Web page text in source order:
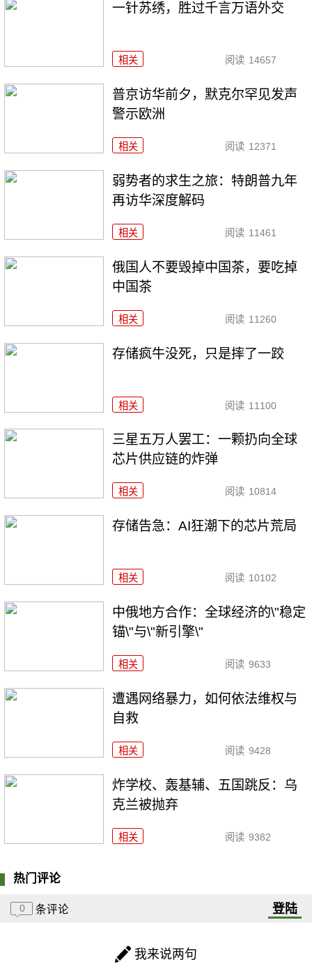
一针苏绣，胜过千言万语外交
相关 阅读 14657
普京访华前夕，默克尔罕见发声
警示欧洲
相关 阅读 12371
弱势者的求生之旅：特朗普九年
再访华深度解码
相关 阅读 11461
俄国人不要毁掉中国茶，要吃掉
中国茶
相关 阅读 11260
存储疯牛没死，只是摔了一跤
相关 阅读 11100
三星五万人罢工：一颗扔向全球
芯片供应链的炸弹
相关 阅读 10814
存储告急：AI狂潮下的芯片荒局
相关 阅读 10102
中俄地方合作：全球经济的\"稳定
锚\"与\"新引擎\"
相关 阅读 9633
遭遇网络暴力，如何依法维权与
自救
相关 阅读 9428
炸学校、轰基辅、五国跳反：乌
克兰被抛弃
相关 阅读 9382
热门评论
0 条评论 登陆
我来说两句